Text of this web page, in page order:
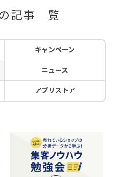
記事一覧
キャンペーン
ニュース
アプリストア